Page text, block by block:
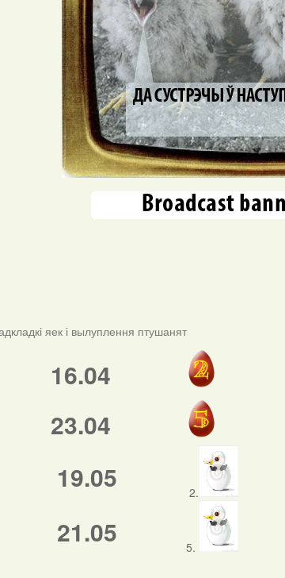
яек і вылуплення птушанят
16.04
23.04
19.05 2.
21.05 5.